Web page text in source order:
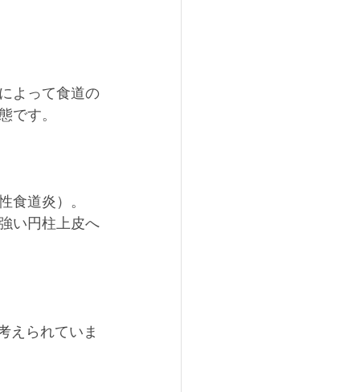
よって食道の
です。
食道炎）。
い円柱上皮へ
えられていま